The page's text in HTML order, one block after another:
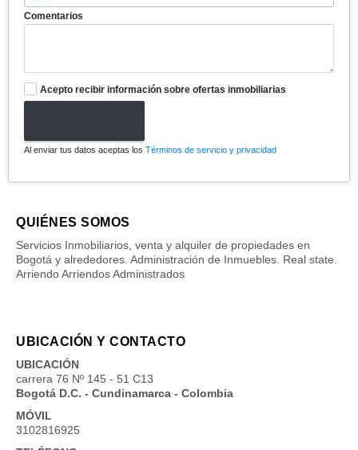
Comentarios
Acepto recibir información sobre ofertas inmobiliarias
Al enviar tus datos aceptas los Términos de servicio y privacidad
QUIÉNES SOMOS
Servicios Inmobiliarios, venta y alquiler de propiedades en
Bogotá y alrededores. Administración de Inmuebles. Real state.
Arriendo Arriendos Administrados
UBICACIÓN Y CONTACTO
UBICACIÓN
carrera 76 Nº 145 - 51 C13
Bogotá D.C. - Cundinamarca - Colombia
MÓVIL
3102816925